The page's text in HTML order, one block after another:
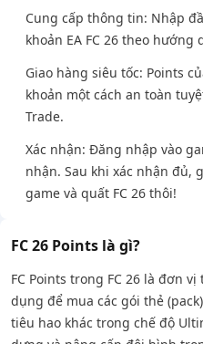
Cung cấp thông tin: Nhập
khoản EA FC 26 theo hướng
Giao hàng siêu tốc: Points
khoản một cách an toàn
Trade.
Xác nhận: Đăng nhập vào
nhận. Sau khi xác nhận
game và quất FC 26 thôi!
FC 26 Points là gì?
FC Points trong FC 26 là đơn
dụng để mua các gói thẻ
tiêu hao khác trong chế độ